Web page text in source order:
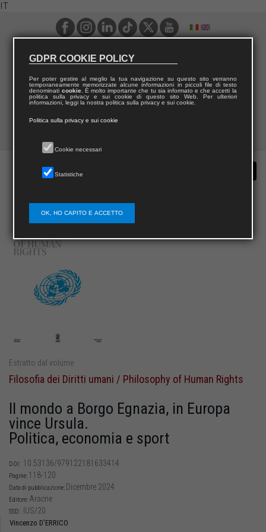
IT
Estratto dal volume
Filosofia dei Diritti umani / Philosophy of Human Rights
Il mondo a Borgo Egnazia, in Europa
vince Ursula.
Politica, economia e sport
DOI: 10.53136/979122181633414
Pagine: 118-120
Data di pubblicazione: Dicembre 2024
Editore: Aracne
SSD: IUS/20
Vincenzo D’ERRICO
GDPR COOKIE POLICY
Per poter gestire al meglio la tua navigazione su questo sito verranno
temporaneamente memorizzate alcune informazioni in piccoli file di testo
denominati cookie. È molto importante che tu sia informato e che accetti la
politica sulla privacy e sui cookie di questo sito Web. Per ulteriori
informazioni, leggi la nostra politica sulla privacy e sui cookie.
Politica sulla privacy e sui cookie
Cookie necessari
Statistiche
OK, HO CAPITO E ACCETTO